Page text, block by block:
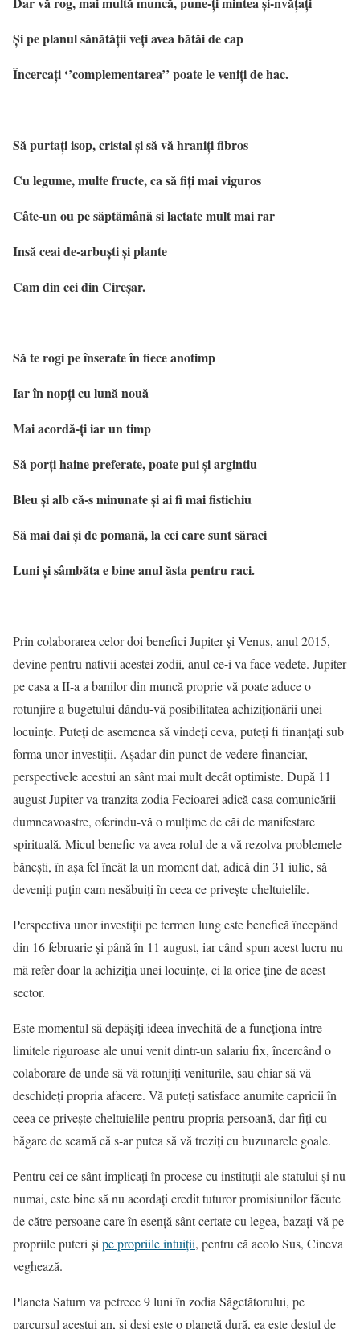
Și pe planul sănătății veți avea bătăi de cap
Încercați ‘’complementarea’’ poate le veniți de hac.
Să purtați isop, cristal și să vă hraniți fibros
Cu legume, multe fructe, ca să fiți mai viguros
Câte-un ou pe săptămână si lactate mult mai rar
Insă ceai de-arbuști și plante
Cam din cei din Cireșar.
Să te rogi pe înserate în fiece anotimp
Iar în nopți cu lună nouă
Mai acordă-ți iar un timp
Să porți haine preferate, poate pui și argintiu
Bleu și alb că-s minunate și ai fi mai fistichiu
Să mai dai și de pomană, la cei care sunt săraci
Luni și sâmbăta e bine anul ăsta pentru raci.
Prin colaborarea celor doi benefici Jupiter și Venus, anul 2015,
devine pentru nativii acestei zodii, anul ce-i va face vedete. Jupiter
pe casa a II-a a banilor din muncă proprie vă poate aduce o
rotunjire a bugetului dându-vă posibilitatea achiziționării unei
locuințe. Puteți de asemenea să vindeți ceva, puteți fi finanțați sub
forma unor investiții. Așadar din punct de vedere financiar,
perspectivele acestui an sânt mai mult decât optimiste. După 11
august Jupiter va tranzita zodia Fecioarei adică casa comunicării
dumneavoastre, oferindu-vă o mulțime de căi de manifestare
spirituală. Micul benefic va avea rolul de a vă rezolva problemele
bănești, în așa fel încât la un moment dat, adică din 31 iulie, să
deveniți puțin cam nesăbuiți în ceea ce privește cheltuielile.
Perspectiva unor investiții pe termen lung este benefică începând
din 16 februarie și până în 11 august, iar când spun acest lucru nu
mă refer doar la achiziția unei locuințe, ci la orice ține de acest
sector.
Este momentul să depășiți ideea învechită de a funcționa între
limitele riguroase ale unui venit dintr-un salariu fix, încercând o
colaborare de unde să vă rotunjiți veniturile, sau chiar să vă
deschideți propria afacere. Vă puteți satisface anumite capricii în
ceea ce privește cheltuielile pentru propria persoană, dar fiți cu
băgare de seamă că s-ar putea să vă treziți cu buzunarele goale.
Pentru cei ce sânt implicați în procese cu instituții ale statului și nu
numai, este bine să nu acordați credit tuturor promisiunilor făcute
de către persoane care în esență sânt certate cu legea, bazați-vă pe
propriile puteri și pe propriile intuiții, pentru că acolo Sus, Cineva
veghează.
Planeta Saturn va petrece 9 luni în zodia Săgetătorului, pe
parcursul acestui an, și deși este o planetă dură, ea este destul de